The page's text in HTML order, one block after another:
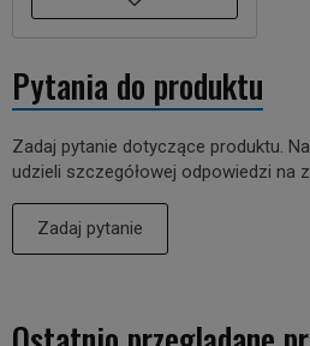
Pytania do produktu
Zadaj pytanie dotyczące produktu.
udzieli szczegółowej odpowiedzi na
Zadaj pytanie